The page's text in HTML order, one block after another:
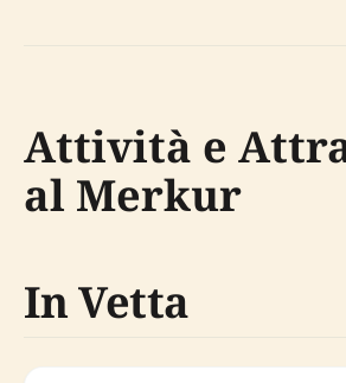
Attività e
al Merkur
In Vetta